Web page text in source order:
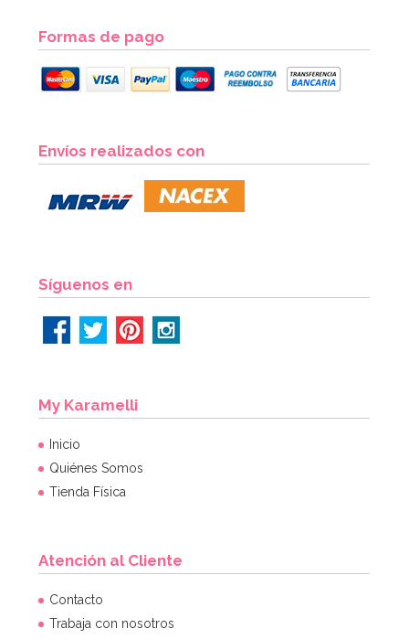
Sugarcraft
19,95€
Cápsulas para Cupcakes Hombre de Nieve
Formas de pago
Envíos realizados con
Síguenos en
My Karamelli
Inicio
Quiénes Somos
Tienda Física
Atención al Cliente
Contacto
Trabaja con nosotros